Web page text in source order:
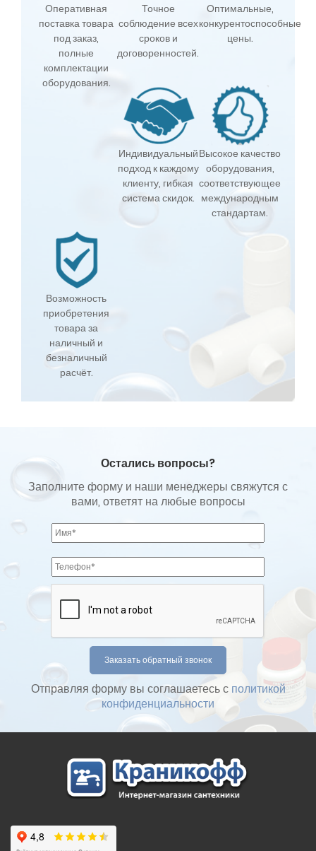
Оперативная
поставка товара
под заказ,
полные
комплектации
оборудования.
Точное
соблюдение всех
сроков и
договоренностей.
Оптимальные,
конкурентоспособные
цены.
Индивидуальный
подход к каждому
клиенту, гибкая
система скидок.
Высокое качество
оборудования,
соответствующее
международным
стандартам.
Возможность
приобретения
товара за
наличный и
безналичный
расчёт.
Остались вопросы?
Заполните форму и наши менеджеры свяжутся с
вами, ответят на любые вопросы
Отправляя форму вы соглашаетесь с политикой
конфиденциальности